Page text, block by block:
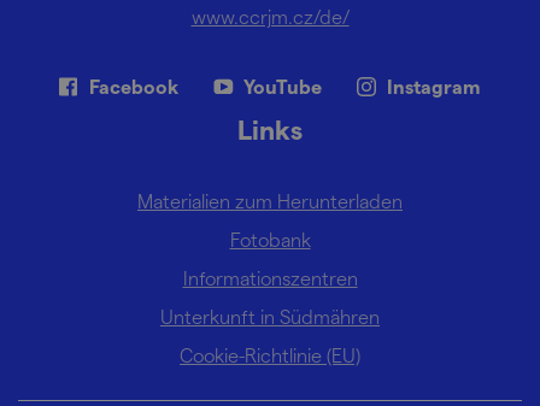
www.ccrjm.cz/de/
Facebook YouTube Instagram
Links
Materialien zum Herunterladen
Fotobank
Informationszentren
Unterkunft in Südmähren
Cookie-Richtlinie (EU)